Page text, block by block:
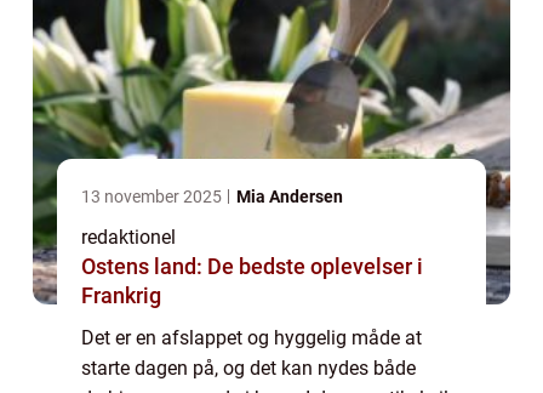
13 november 2025 Mia Andersen
redaktionel
Ostens land: De bedste oplevelser i
Frankrig
Det er en afslappet og hyggelig måde at
starte dagen på, og det kan nydes både